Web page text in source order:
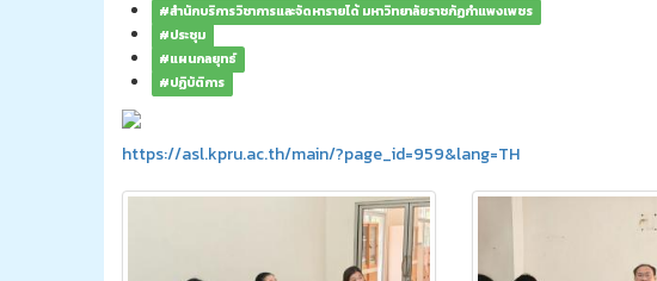
#สำนักบริการวิชาการและจัดหารายได้ มหาวิทยาลัยราชภัฏกำแพงเพชร
#ประชุม
#แผนกลยุทธ์
#ปฏิบัติการ
https://asl.kpru.ac.th/main/?page_id=959&lang=TH